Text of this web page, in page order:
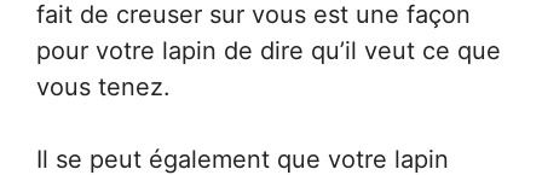
fait de creuser sur vous est une façon
pour votre lapin de dire qu’il veut ce que
vous tenez.
Il se peut également que votre lapin